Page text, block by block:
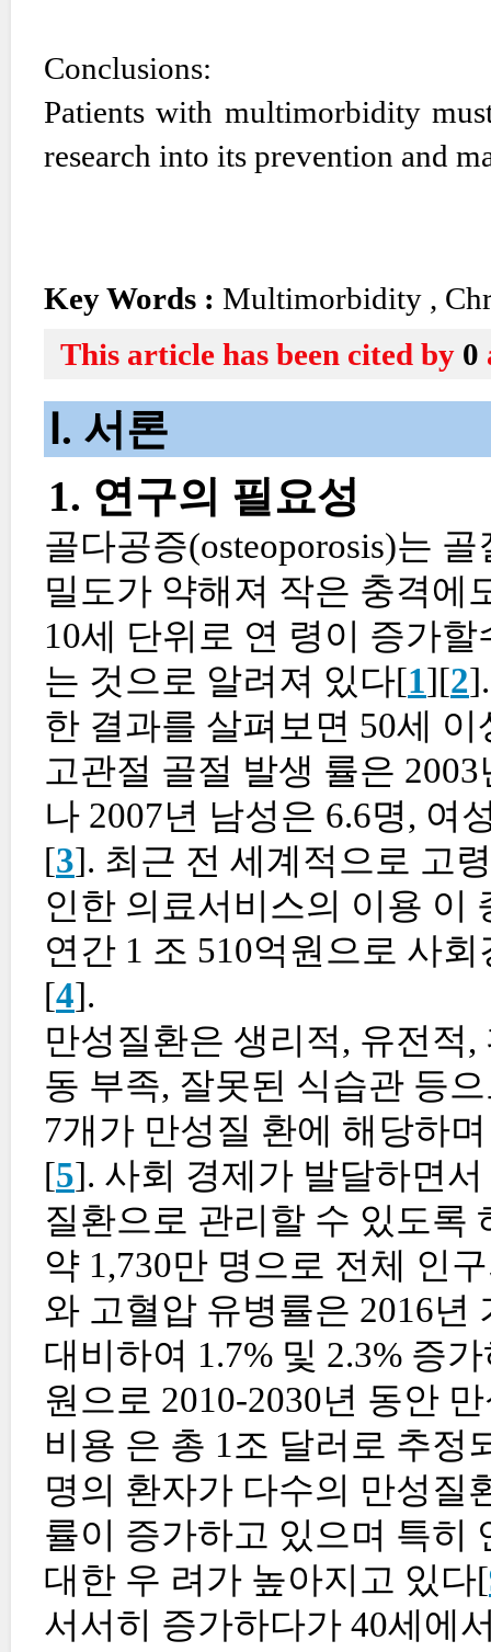
Conclusions:
Patients with multimorbidity
research into its prevention and
Key Words : Multimorbidity ,
This article has been cited by 0
Ⅰ. 서론
1. 연구의 필요성
골다공증(osteoporosis)는
밀도가 약해져 작은 충격에
10세 단위로 연 령이 증가
는 것으로 알려져 있다[1][2
한 결과를 살펴보면 50세
고관절 골절 발생 률은
나 2007년 남성은 6.6명, 여
[3]. 최근 전 세계적으로 고
인한 의료서비스의 이용 이
연간 1 조 510억원으로 사
[4].
만성질환은 생리적, 유전적
동 부족, 잘못된 식습관 등
7개가 만성질 환에 해당하
[5]. 사회 경제가 발달하면
질환으로 관리할 수 있도록
약 1,730만 명으로 전체 인
와 고혈압 유병률은 2016년
대비하여 1.7% 및 2.3% 증
원으로 2010-2030년 동안
비용 은 총 1조 달러로 추정
명의 환자가 다수의 만성질
률이 증가하고 있으며 특히
대한 우 려가 높아지고 있다[
서서히 증가하다가 40세에